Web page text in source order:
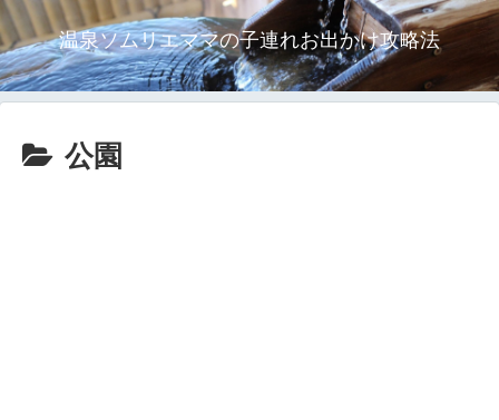
温泉ソムリエママの子連れお出かけ攻略法
公園